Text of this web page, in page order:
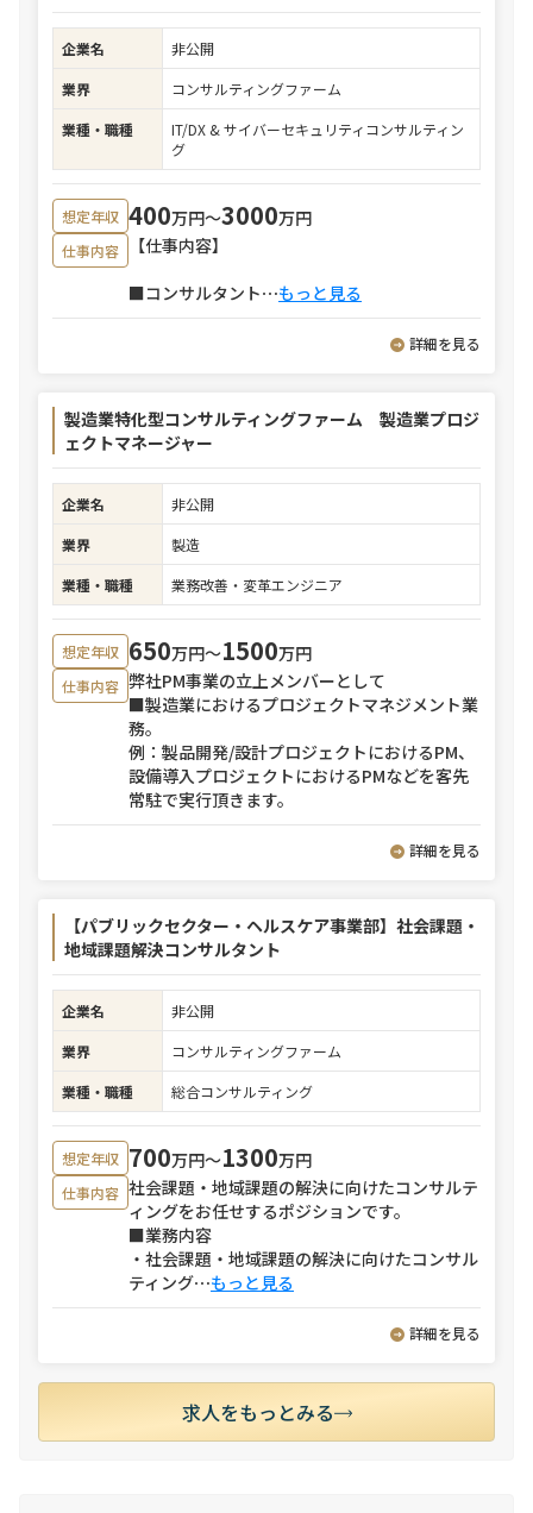
企業名
非公開
業界
コンサルティングファーム
業種・職種
IT/DX & サイバーセキュリティコンサルティン
グ
想定年収 400万円〜3000万円
仕事内容
【仕事内容】
■コンサルタント⋯もっと見る
詳細を見る
製造業特化型コンサルティングファーム 製造業プロジ
ェクトマネージャー
企業名
非公開
業界
製造
業種・職種
業務改善・変革エンジニア
想定年収 650万円〜1500万円
仕事内容 弊社PM事業の立上メンバーとして
■製造業におけるプロジェクトマネジメント業
務。
例：製品開発/設計プロジェクトにおけるPM、
設備導入プロジェクトにおけるPMなどを客先
常駐で実行頂きます。
詳細を見る
【パブリックセクター・ヘルスケア事業部】社会課題・
地域課題解決コンサルタント
企業名
非公開
業界
コンサルティングファーム
業種・職種
総合コンサルティング
想定年収 700万円〜1300万円
仕事内容 社会課題・地域課題の解決に向けたコンサルテ
ィングをお任せするポジションです。
■業務内容
・社会課題・地域課題の解決に向けたコンサル
ティング⋯もっと見る
詳細を見る
求人をもっとみる